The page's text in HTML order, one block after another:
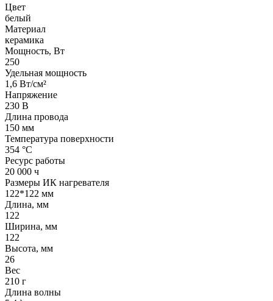
Цвет
белый
Материал
керамика
Мощность, Вт
250
Удельная мощность
1,6 Вт/см²
Напряжение
230 В
Длина провода
150 мм
Температура поверхности
354 °С
Ресурс работы
20 000 ч
Размеры ИК нагревателя
122*122 мм
Длина, мм
122
Ширина, мм
122
Высота, мм
26
Вес
210 г
Длина волны